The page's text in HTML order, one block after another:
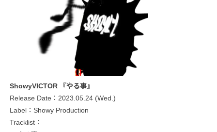
ShowyVICTOR 『やる事』
Release Date：2023.05.24 (Wed.)
Label：Showy Production
Tracklist：